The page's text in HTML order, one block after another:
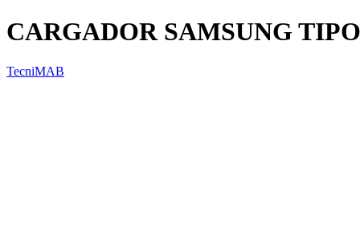
CARGADOR SAMSUNG
TecniMAB